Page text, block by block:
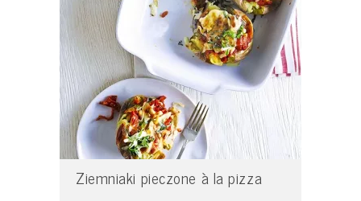
Ziemniaki pieczone à la pizza